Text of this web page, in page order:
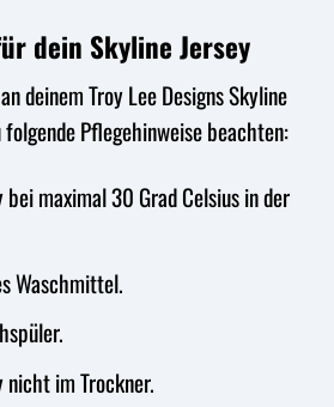
dein Skyline Jersey
deinem Troy Lee Designs Skyline
Pflegehinweise beachten:
bei maximal 30 Grad Celsius in der
Waschmittel.
nicht im Trockner.